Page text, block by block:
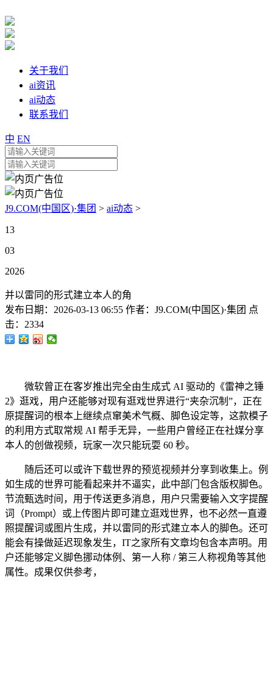
关于我们
ai资讯
ai动态
联系我们
中 EN
J9.COM(中国区)·集团 > ai动态 >
13
03
2026
并以雷同的形式建立本人的角
发布日期： 2026-03-13 06:55 作者： J9.COM(中国区)·集团 点
击： 2334
微软曾正在客岁推出完全由生成式 AI 驱动的《雷神之锤
2》逛戏，用户还能够对现有逛戏世界进行“夹杂沉制”，正在
原提醒词的根本上继续点窜美术气概、脚色设定等，这款模子
的利用方式取常规 AI 帮手无异，一些用户曾经正在社媒分享
本人的创做视频，玩家一次只能玩耍 60 秒。
随后还可以或许下载世界的预览视频并分享到收集上。例
如生成的世界可能看起来并不逼实，此中部门包含版权脚色。
节流甄选时间，用于传送更多消息，用户只需要输入文字提醒
词（Prompt）或上传图片即可建立逛戏世界，也不必然一直遵
照提醒词或图片生成，并以雷同的形式建立本人的脚色。还可
能会有操做延迟现象发生，IT之家所有文章均包含本声明。用
户还能够定义脚色挪动体例、第一人称 / 第三人称视角等其他
属性。成果仅供参考，